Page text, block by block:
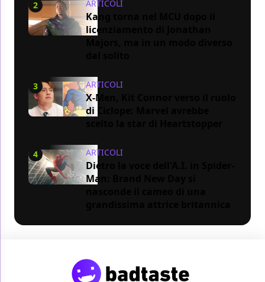
2 ARTICOLI
Kang torna nel MCU dopo il
licenziamento di Jonathan
3 ARTICOLI
X-Men, Kit Connor verso il ruolo
di Ciclope: Marvel avrebbe
4 ARTICOLI
Dietro la voce dell'A.I. in Spider-
Man: Brand New Day si